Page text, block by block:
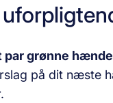
par grønne
på dit næste